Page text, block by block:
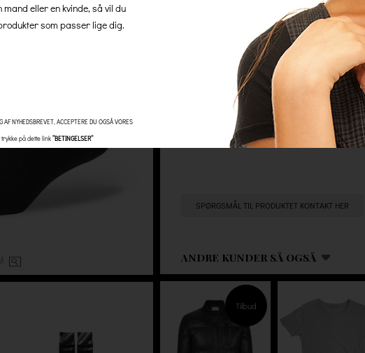
hos os, så er der altid 100% gratis
ingen skjulte gebyrer.
SPØRGSMÅL TIL PRODUKTET KONTAKT HER
ANDRE KUNDER SÅ OGSÅ
Tilbud
eller en kvinde, så vil du
som passer lige dig.
NYHEDSBREVET, ACCEPTERE DU OGSÅ VORES
på dette link”BETINGELSER”